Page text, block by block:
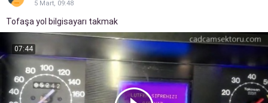
5 Mart, 09:48
Tofaşa yol bilgisayarı takmak
07:44